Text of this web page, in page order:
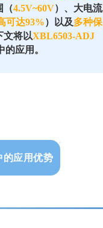
（4.5V~60V）、大电流
可达93%）以及多种保
文将以XBL6503-ADJ
应用。
的应用优势